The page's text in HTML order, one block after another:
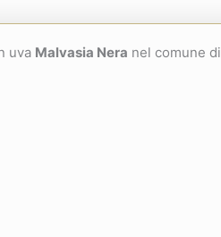
uva Malvasia Nera nel comune di